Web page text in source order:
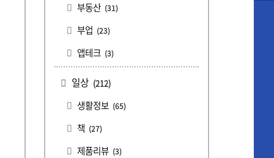
부동산 (31)
부업 (23)
앱테크 (3)
일상 (212)
생활정보 (65)
책 (27)
제품리뷰 (3)